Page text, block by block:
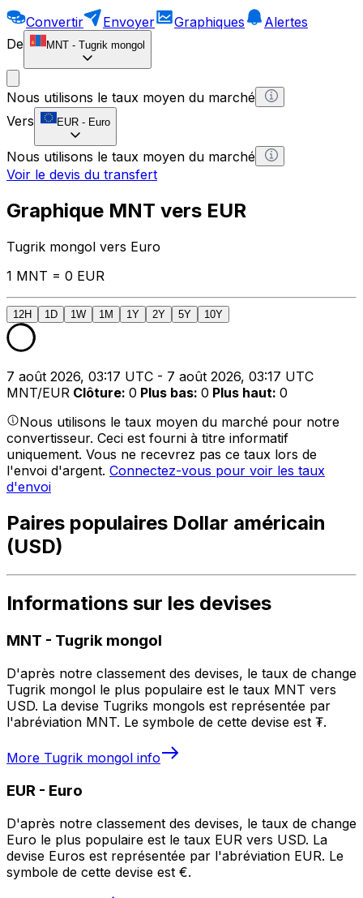
Convertir Envoyer Graphiques
Alertes
De
MNT - Tugrik mongol
Nous utilisons le taux moyen du marché
Vers
EUR - Euro
Nous utilisons le taux moyen du marché
Voir le devis du transfert
Graphique MNT vers EUR
Tugrik mongol vers Euro
1 MNT = 0 EUR
12H 1D 1W 1M 1Y 2Y 5Y 10Y
7 août 2026, 03:17 UTC - 7 août 2026, 03:17 UTC
MNT/EUR Clôture: 0 Plus bas: 0 Plus haut: 0
Nous utilisons le taux moyen du marché pour notre
convertisseur. Ceci est fourni à titre informatif
uniquement. Vous ne recevrez pas ce taux lors de
l'envoi d'argent. Connectez-vous pour voir les taux
d'envoi
Paires populaires Dollar américain
(USD)
Informations sur les devises
MNT - Tugrik mongol
D'après notre classement des devises, le taux de change
Tugrik mongol le plus populaire est le taux MNT vers
USD. La devise Tugriks mongols est représentée par
l'abréviation MNT. Le symbole de cette devise est ₮.
More Tugrik mongol info
EUR - Euro
D'après notre classement des devises, le taux de change
Euro le plus populaire est le taux EUR vers USD. La
devise Euros est représentée par l'abréviation EUR. Le
symbole de cette devise est €.